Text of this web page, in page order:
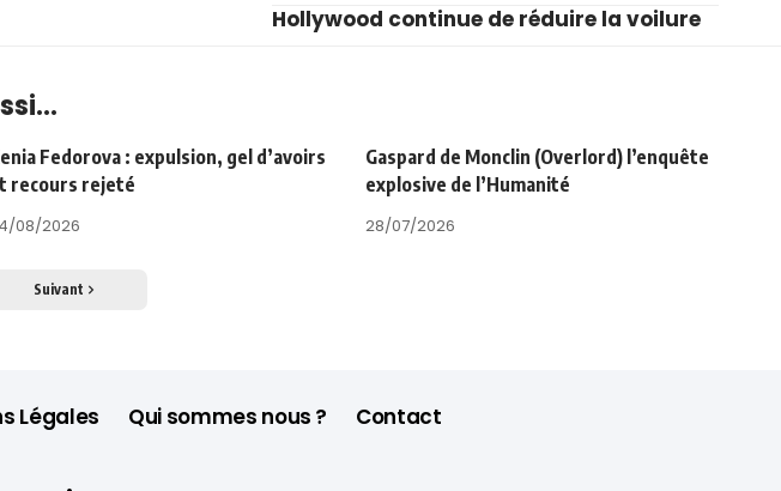
Hollywood continue de réduire la voilure
Fedorova : expulsion, gel d’avoirs
recours rejeté
08/2026
Gaspard de Monclin (Overlord) l’enquête
explosive de l’Humanité
28/07/2026
Suivant
Légales Qui sommes nous ? Contact